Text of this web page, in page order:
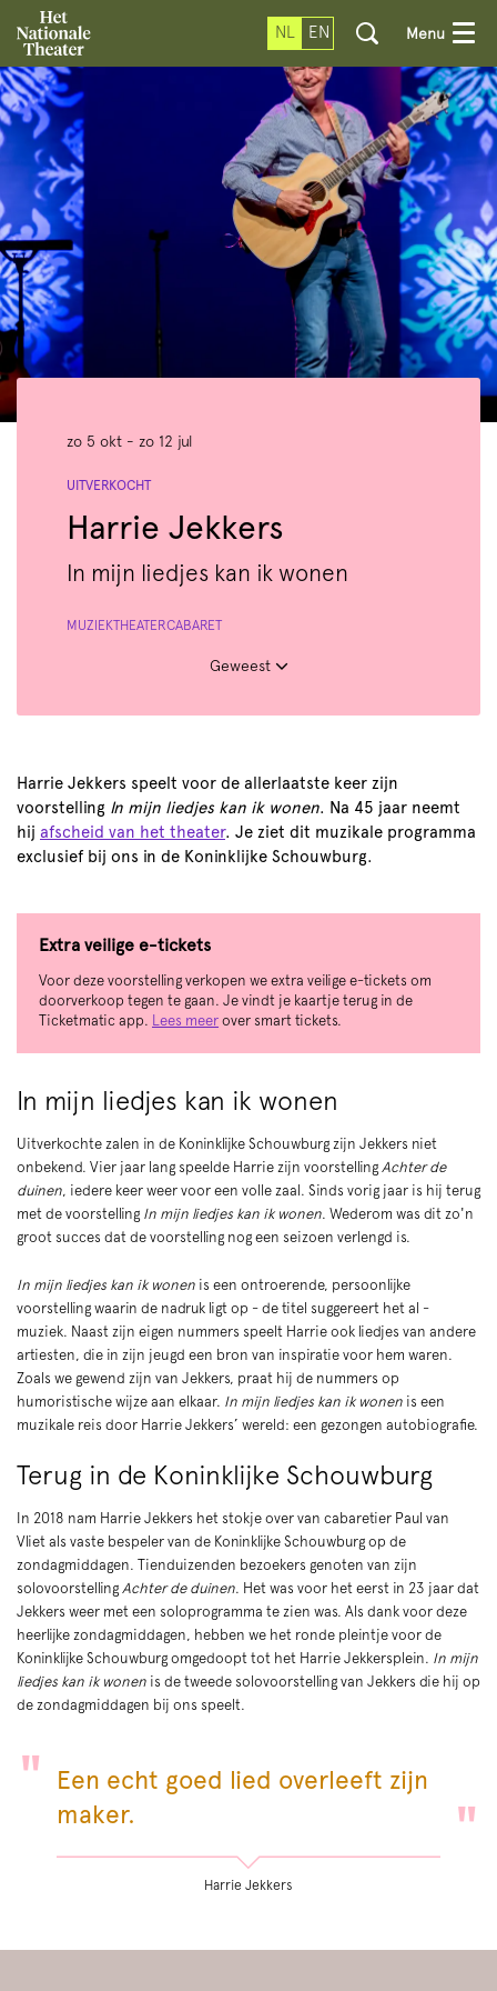
NL EN Menu
Harrie Jekkers
In mijn liedjes kan ik wonen
UITVERKOCHT
zo 5 okt - zo 12 jul
MUZIEKTHEATERCABARET
Geweest
Harrie Jekkers speelt voor de allerlaatste keer zijn
voorstelling In mijn liedjes kan ik wonen. Na 45 jaar neemt
hij afscheid van het theater. Je ziet dit muzikale programma
exclusief bij ons in de Koninklijke Schouwburg.
In mijn liedjes kan ik wonen
Uitverkochte zalen in de Koninklijke Schouwburg zijn Jekkers niet
onbekend. Vier jaar lang speelde Harrie zijn voorstelling Achter de
duinen, iedere keer weer voor een volle zaal. Sinds vorig jaar is hij terug
met de voorstelling In mijn liedjes kan ik wonen. Wederom was dit zo'n
groot succes dat de voorstelling nog een seizoen verlengd is.
In mijn liedjes kan ik wonen is een ontroerende, persoonlijke
voorstelling waarin de nadruk ligt op - de titel suggereert het al -
muziek. Naast zijn eigen nummers speelt Harrie ook liedjes van andere
artiesten, die in zijn jeugd een bron van inspiratie voor hem waren.
Zoals we gewend zijn van Jekkers, praat hij de nummers op
humoristische wijze aan elkaar. In mijn liedjes kan ik wonen is een
muzikale reis door Harrie Jekkers’ wereld: een gezongen autobiografie.
Terug in de Koninklijke Schouwburg
In 2018 nam Harrie Jekkers het stokje over van cabaretier Paul van
Vliet als vaste bespeler van de Koninklijke Schouwburg op de
zondagmiddagen. Tienduizenden bezoekers genoten van zijn
solovoorstelling Achter de duinen. Het was voor het eerst in 23 jaar dat
Jekkers weer met een soloprogramma te zien was. Als dank voor deze
heerlijke zondagmiddagen, hebben we het ronde pleintje voor de
Koninklijke Schouwburg omgedoopt tot het Harrie Jekkersplein. In mijn
liedjes kan ik wonen is de tweede solovoorstelling van Jekkers die hij op
de zondagmiddagen bij ons speelt.
Extra veilige e-tickets
Voor deze voorstelling verkopen we extra veilige e-tickets om
doorverkoop tegen te gaan. Je vindt je kaartje terug in de
Ticketmatic app. Lees meer over smart tickets.
Een echt goed lied overleeft zijn
maker.
Harrie Jekkers
Inzoomen